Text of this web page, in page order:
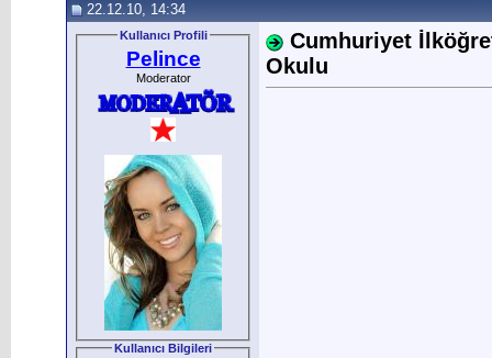
22.12.10, 14:34
Kullanıcı Profili
Pelince
Moderator
Kullanıcı Bilgileri
Cumhuriyet
Okulu